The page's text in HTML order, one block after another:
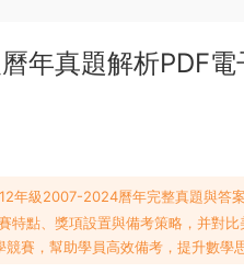
年真題解析PDF
年級2007-2024曆年完整真題與答
特點、獎項設置與備考策略，并對
賽，幫助學員高效備考，提升數學思